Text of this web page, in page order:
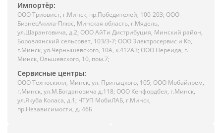
Импортёр:
ООО Триовист, г.Минск, пр.Победителей, 100-203; ООО
БизнесАкила-Плюс, Минская область, г.Мядель,
ул.Шаранговича, д.2; ООО АйТи Дистрибуция, Минский район,
Боровлянский сельсовет, 103/3-7; ООО Электросервис и Ко,
г.Минск, ул.Чернышевского, 10А, к.412АЗ; ООО Нереида, г.
Минск, Ольшевского, 10, пом.7;
Сервисные центры:
ООО Техноскилл, Минск, ул. Притыцкого, 105; ООО Мобайлрем,
г.Минск, ул.М.Богдановича д.118; ООО Кенфордбел, г.Минск,
ул.Якуба Коласа, д.1; ЧТУП МобиЛАБ, г.Минск,
пр.Независимости, д. 46Б